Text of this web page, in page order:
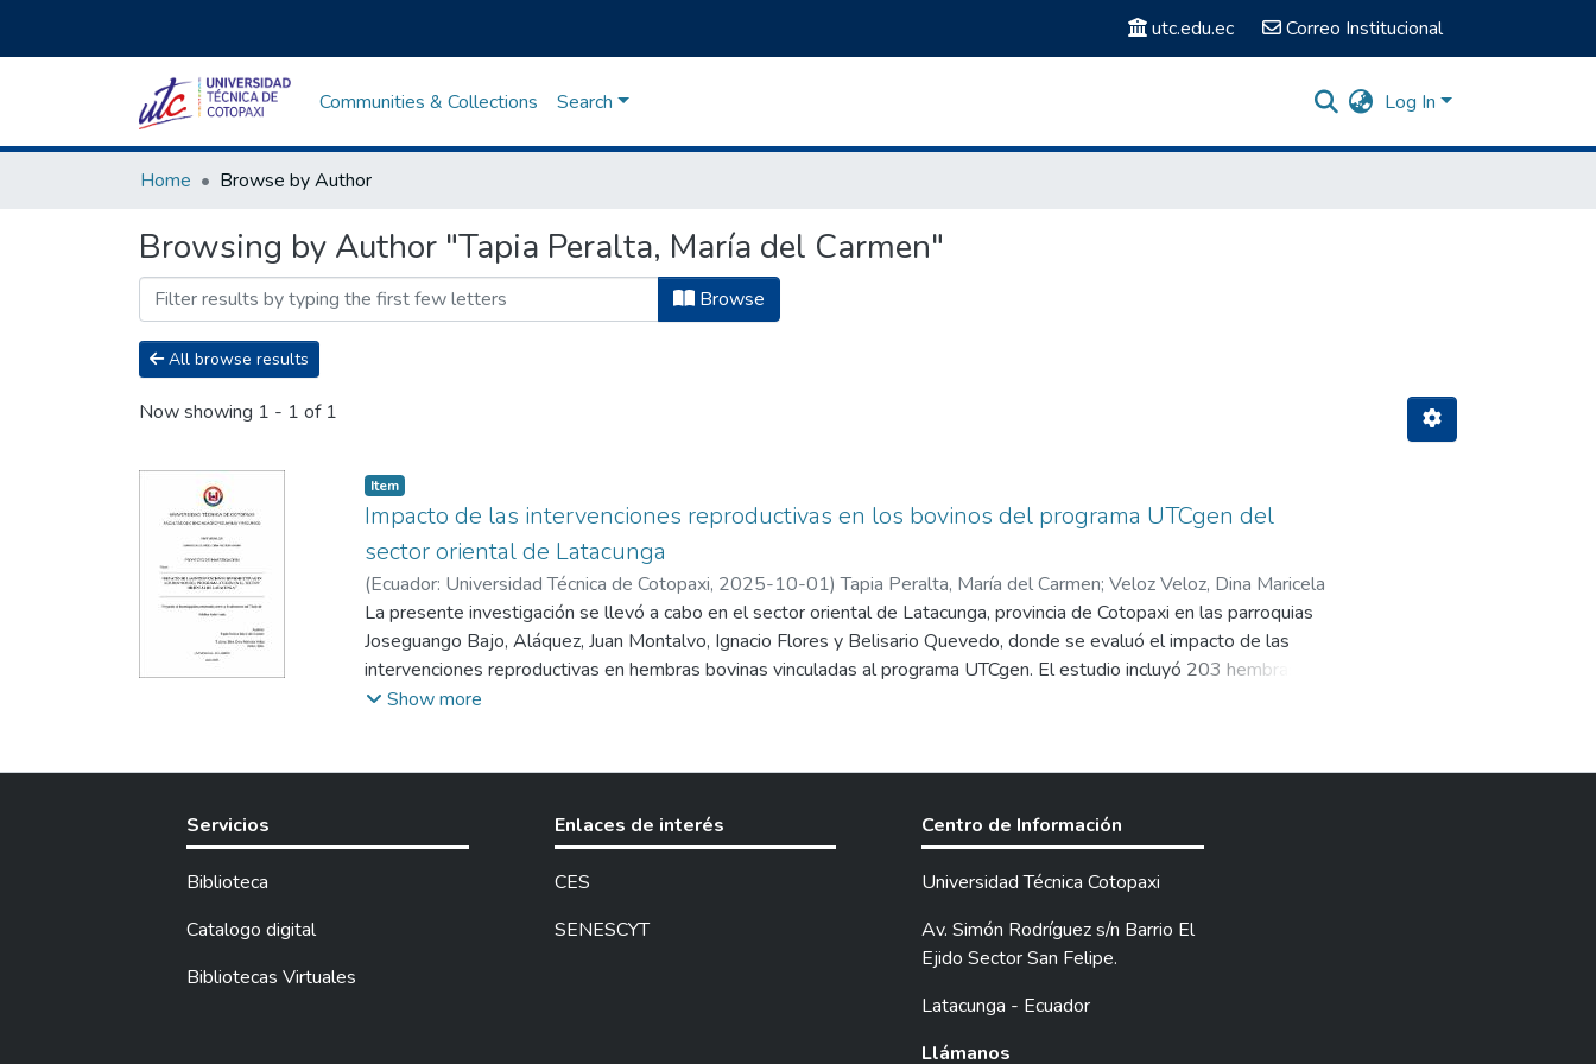
utc.edu.ec Correo Institucional
Communities & Collections Search Log In
Home Browse by Author
Browsing by Author "Tapia Peralta, María del Carmen"
Browse
All browse results
Now showing 1 - 1 of 1
Item
Impacto de las intervenciones reproductivas en los bovinos del programa UTCgen del
sector oriental de Latacunga
(Ecuador: Universidad Técnica de Cotopaxi, 2025-10-01)Tapia Peralta, María del Carmen; Veloz Veloz, Dina Maricela
La presente investigación se llevó a cabo en el sector oriental de Latacunga, provincia de Cotopaxi en las parroquias
Joseguango Bajo, Aláquez, Juan Montalvo, Ignacio Flores y Belisario Quevedo, donde se evaluó el impacto de las
intervenciones reproductivas en hembras bovinas vinculadas al programa UTCgen. El estudio incluyó 203 hembras
bovinas sexualmente maduras (159 vacas y 44 vaconas) pertenecientes a 42 productores distribuidos en el sector. Se
obtenidos reflejaron una leve mejora en la condición corporal promedio, además, una ligera reducción promedio de días
abiertos y un aumento en el número de hembras bovinas gestantes. Se diagnosticaron patologías como ovarios
acíclicos, quistes foliculares y anestro, las cuales se trataron y presentaron una respuesta terapéutica moderada. La
tasa de concepción con IA fue de 70,27%, determinada con ausencia de estro post IA. Se concluye que las
intervenciones reproductivas tienen un impacto positivo en la salud reproductiva del hato bovino, aunque su eficacia en
este estudio depende directamente de la nutrición y manejo que tiene cada sistema productivo.
Show more
Servicios
Biblioteca
Catalogo digital
Bibliotecas Virtuales
Enlaces de interés
CES
SENESCYT
Centro de Información
Universidad Técnica Cotopaxi
Av. Simón Rodríguez s/n Barrio El
Ejido Sector San Felipe.
Latacunga - Ecuador
Llámanos